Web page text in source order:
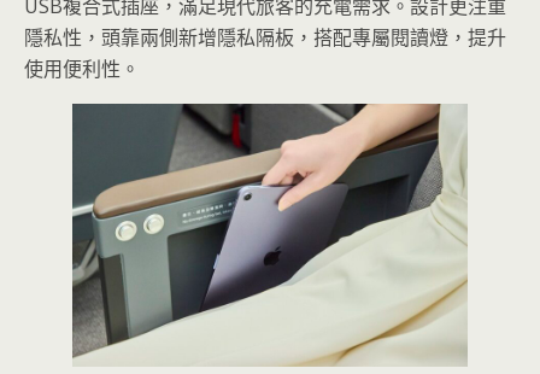
USB複合式插座，滿足現代旅客的充電需求。設計更注重
隱私性，頭靠兩側新增隱私隔板，搭配專屬閱讀燈，提升
使用便利性。